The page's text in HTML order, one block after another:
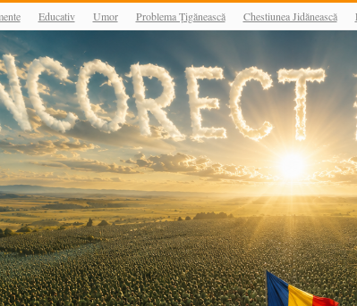
Educativ Umor Problema Țigănească Chestiunea Jidănească